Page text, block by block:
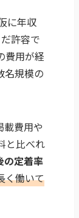
に年収
許容で
費用が経
名規模の
載費用や
と比べれ
の定着率
く働いて